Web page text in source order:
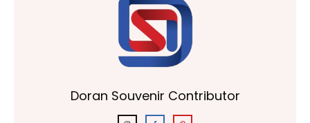
Doran Souvenir Contributor